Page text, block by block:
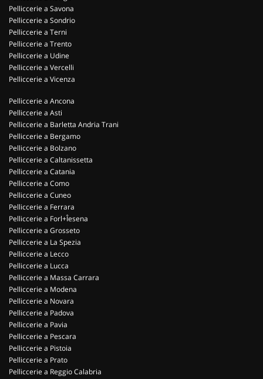
Pelliccerie a Savona
Pelliccerie a Sondrio
Pelliccerie a Terni
Pelliccerie a Trento
Pelliccerie a Udine
Pelliccerie a Vercelli
Pelliccerie a Vicenza
Pelliccerie a Ancona
Pelliccerie a Asti
Pelliccerie a Barletta Andria Trani
Pelliccerie a Bergamo
Pelliccerie a Bolzano
Pelliccerie a Caltanissetta
Pelliccerie a Catania
Pelliccerie a Como
Pelliccerie a Cuneo
Pelliccerie a Ferrara
Pelliccerie a Forl+Îesena
Pelliccerie a Grosseto
Pelliccerie a La Spezia
Pelliccerie a Lecco
Pelliccerie a Lucca
Pelliccerie a Massa Carrara
Pelliccerie a Modena
Pelliccerie a Novara
Pelliccerie a Padova
Pelliccerie a Pavia
Pelliccerie a Pescara
Pelliccerie a Pistoia
Pelliccerie a Prato
Pelliccerie a Reggio Calabria